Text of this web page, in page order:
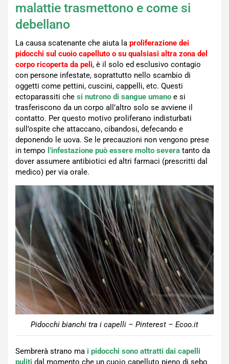
malattie trasmettono e come si
debellano
La causa scatenante che aiuta la proliferazione dei
pidocchi sul cuoio capelluto o su qualsiasi altra zona del
corpo ricoperta da peli, è il solo ed esclusivo contagio
con persone infestate, soprattutto nello scambio di
oggetti come pettini, cuscini, cappelli, etc. Questi
ectoparassiti che si nutrono di sangue umano e si
trasferiscono da un corpo all’altro solo se avviene il
contatto. Per questo motivo proliferano indisturbati
sull’ospite che attaccano, cibandosi, defecando e
deponendo le uova. Se le precauzioni non vengono prese
in tempo l’infestazione può essere molto severa tanto da
dover assumere antibiotici ed altri farmaci (prescritti dal
medico) per via orale.
Pidocchi bianchi tra i capelli – Pinterest – Ecoo.it
Sembrerà strano ma i pidocchi sono attratti dai capelli
puliti dal momento che un cuoio capelluto pieno di sebo